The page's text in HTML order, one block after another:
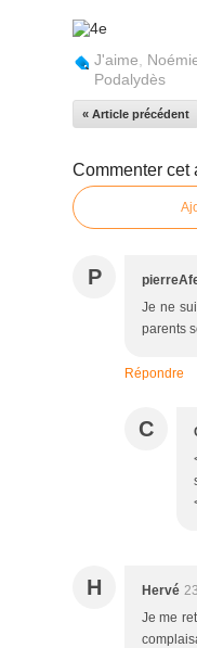
J'aime
Podalydès
« Article précédent
Commenter cet
P
Je ne
parents
Répondre
C
H Hervé
Je me